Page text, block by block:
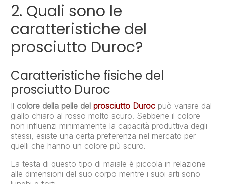
2. Quali sono le
caratteristiche del
prosciutto Duroc?
Caratteristiche fisiche del
prosciutto Duroc
Il colore della pelle del prosciutto Duroc può variare dal
giallo chiaro al rosso molto scuro. Sebbene il colore
non influenzi minimamente la capacità produttiva degli
stessi, esiste una certa preferenza nel mercato per
quelli che hanno un colore più scuro.
La testa di questo tipo di maiale è piccola in relazione
alle dimensioni del suo corpo mentre i suoi arti sono